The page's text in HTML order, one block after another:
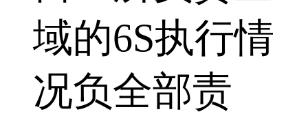
域的6S执行情
况负全部责